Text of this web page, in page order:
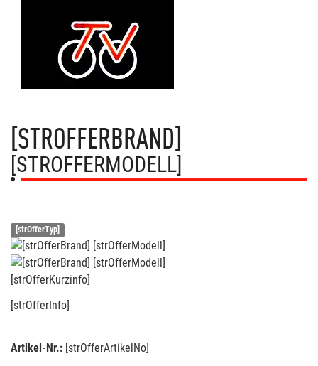
[STROFFERBRAND]
[STROFFERMODELL]
[strOfferTyp]
[strOfferKurzinfo]
[strOfferInfo]
Artikel-Nr.: [strOfferArtikelNo]